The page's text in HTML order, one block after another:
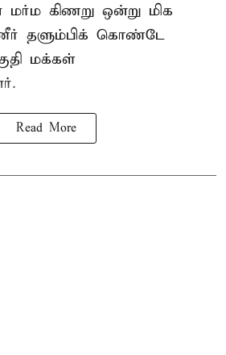
கிணறு ஒன்று மிக
தளும்பிக் கொண்டே
மக்கள்
Read More